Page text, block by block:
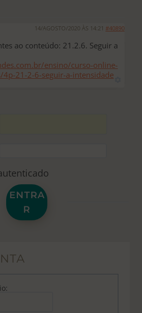
14/AGOSTO/2020 ÀS 14:21 #40890
ao conteúdo: 21.2.6. Seguir a
ensino/curso-online-
21-2-6-seguir-a-intensidade
ENTRA
R